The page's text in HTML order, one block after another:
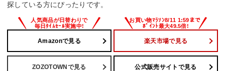
探している方にぴったりです。
Amazonで見る 楽天市場で見る
ZOZOTOWNで見る 公式販売サイトで見る